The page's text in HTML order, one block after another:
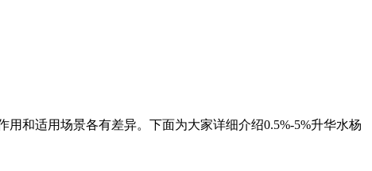
用和适用场景各有差异。下面为大家详细介绍0.5%-5%升华水杨